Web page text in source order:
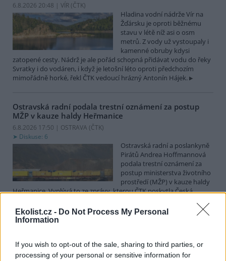
Ekolist.cz - Do Not Process My Personal
Information
If you wish to opt-out of the sale, sharing to third parties, or
processing of your personal or sensitive information for
6.8.2026 20:48 | VÍR (ČTK)
Hladina vodní nádrže Vír na
Žďársku je oproti běžnému
stavu v létě níž asi o osm
metrů. Z vody už vystoupaly i
kamenné obruby kdysi
zatopené cesty. Nádrž je ale pořád schopná přidávat vodu do řeky
Svratky i do vodáren, i když je letošní léto oproti předchozím
mimořádně horké, řekl ČTK vedoucí hrázný Antonín Hájek.
Ostravská radní podala trestní oznámení za postup
MŽP v kauze haldy Heřmanice
6.8.2026 17:50 | OSTRAVA (ČTK)
Diskuse: 6
Ostravská radní a poslankyně
Pirátů Andrea Hoffmannová
podala trestní oznámení za
postup ministerstva životního
prostředí (MŽP) v kauze haldy
Heřmanice. Vyplývá to ze zprávy, kterou ČTK poskytla Česká
případu České inspekci životního prostředí (ČIŽP) a zastavení řízení.
Hoffmannová ČTK sdělila, že trestní oznámení podala proti dosud
zjištěna prověřováním. Stanovisko MŽP a ČIŽP ČTK shání.